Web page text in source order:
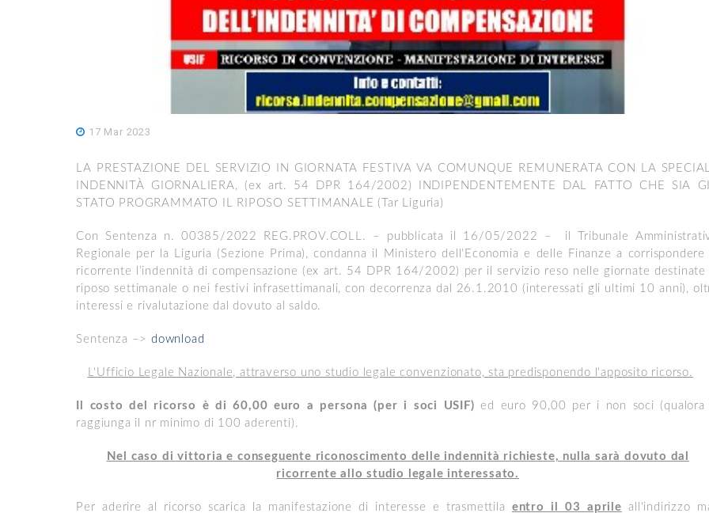
17 Mar 2023
LA PRESTAZIONE DEL SERVIZIO IN GIORNATA FESTIVA VA COMUNQUE REMUNERATA CON LA
INDENNITÀ GIORNALIERA, (ex art. 54 DPR 164/2002) INDIPENDENTEMENTE DAL FATTO CHE SIA
STATO PROGRAMMATO IL RIPOSO SETTIMANALE (Tar Liguria)
Con Sentenza n. 00385/2022 REG.PROV.COLL. – pubblicata il 16/05/2022 – il Tribunale
Regionale per la Liguria (Sezione Prima), condanna il Ministero dell’Economia e delle Finanze a corrispondere
ricorrente l’indennità di compensazione (ex art. 54 DPR 164/2002) per il servizio reso nelle giornate destinate
riposo settimanale o nei festivi infrasettimanali, con decorrenza dal 26.1.2010 (interessati gli ultimi 10 anni),
interessi e rivalutazione dal dovuto al saldo.
Sentenza –>download
L'Ufficio Legale Nazionale, attraverso uno studio legale convenzionato, sta predisponendo l'apposito ricorso.
Il costo del ricorso è di 60,00 euro a persona (per i soci USIF) ed euro 90,00 per i non soci (qualora
raggiunga il nr minimo di 100 aderenti).
Nel caso di vittoria e conseguente riconoscimento delle indennità richieste, nulla sarà dovuto dal
ricorrente allo studio legale interessato.
Per aderire al ricorso scarica la manifestazione di interesse e trasmettila entro il 03 aprile all'indirizzo